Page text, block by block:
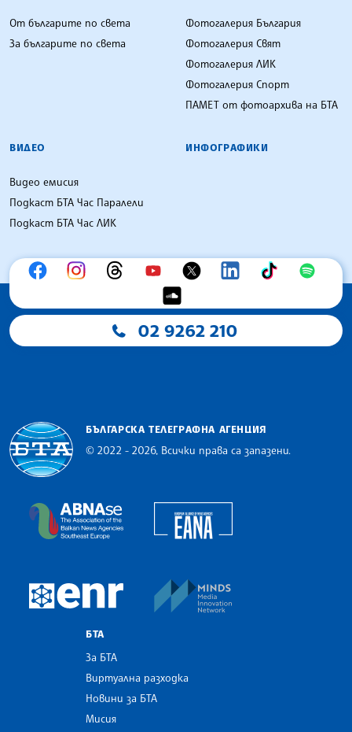
От българите по света
За българите по света
Фотогалерия България
Фотогалерия Свят
Фотогалерия ЛИК
Фотогалерия Спорт
ПАМЕТ от фотоархива на БТА
ВИДЕО
Видео емисия
Подкаст БТА Час Паралели
Подкаст БТА Час ЛИК
ИНФОГРАФИКИ
02 9262 210
БЪЛГАРСКА ТЕЛЕГРАФНА АГЕНЦИЯ
© 2022 - 2026, Всички права са запазени.
The Assocoation of the Balkan News Agencies
European Newsroom
БТА
За БТА
Виртуална разходка
Новини за БТА
Мисия